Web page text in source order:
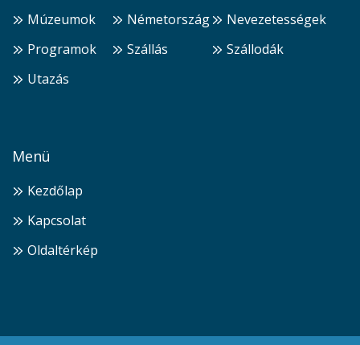
Múzeumok
Németország
Nevezetességek
Programok
Szállás
Szállodák
Utazás
Menü
Kezdőlap
Kapcsolat
Oldaltérkép